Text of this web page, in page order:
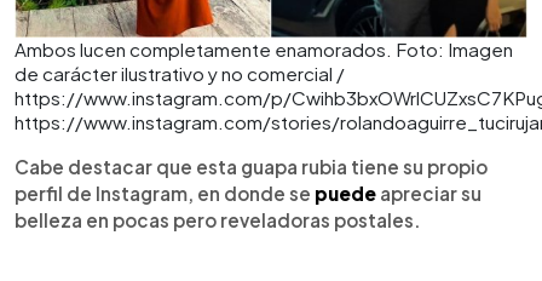
Ambos lucen completamente enamorados. Foto: Imagen
de carácter ilustrativo y no comercial /
https://www.instagram.com/p/
https://www.instagram.com/stories/
Cabe destacar que esta guapa rubia tiene su propio
perfil de Instagram, en donde se puede apreciar su
belleza en pocas pero reveladoras postales.